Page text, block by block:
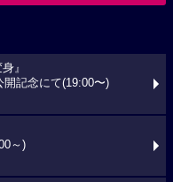
』
記念にて(19:00〜)
～)